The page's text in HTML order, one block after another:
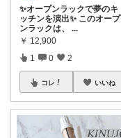
✨オープンラックで夢のキ
ッチンを演出✨ このオープ
ンラックは、
...
￥ 12,900
1 0 2
コレ いいね